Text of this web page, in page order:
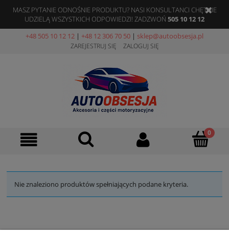
MASZ PYTANIE ODNOŚNIE PRODUKTU? NASI KONSULTANCI CHĘTNIE
UDZIELĄ WSZYSTKICH ODPOWIEDZI! ZADZWOŃ 505 10 12 12
+48 505 10 12 12 | +48 12 306 70 50 | sklep@autoobsesja.pl
ZAREJESTRUJ SIĘ ZALOGUJ SIĘ
Nie znaleziono produktów spełniających podane kryteria.